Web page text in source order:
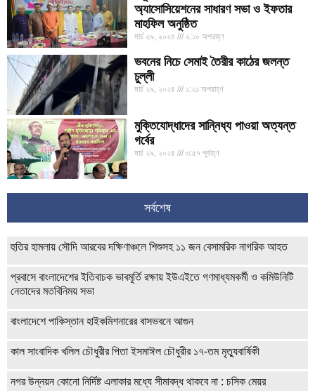
অ্যাসোসিয়েশনের সাধারণ সভা ও ইফতার
মাহফিল অনুষ্ঠিত
মার্চ ২৯, ২০২৪ ২:১০ অপরাহ্ণ
ভবনের নিচে সেমাই তৈরীর কাঠের জলন্ত
চুল্লী
মার্চ ২৯, ২০২৪ ১:২১ অপরাহ্ণ
মুক্তিযোদ্ধাদের সান্নিধ্য পাওয়া অত্যন্ত
গর্বের
মার্চ ২৯, ২০২৪ ৩:৫৭ পূর্বাহ্ণ
সর্বশেষ
হুতির হামলায় সৌদি আরবের দক্ষিণাঞ্চলে শিশুসহ ১১ জন বেসামরিক নাগরিক আহত
প্রবাসে বাংলাদেশের ইতিবাচক ভাবমূর্তি রক্ষায় ইউএইতে গণমাধ্যমকর্মী ও কমিউনিটি
নেতাদের মতবিনিময় সভা
বাংলাদেশে পাকিস্তান হাইকমিশনারের বাসভবনে আগুন
কাল সাংবাদিক খলিল চৌধুরীর পিতা ইসমাঈল চৌধুরীর ১৭-তম মৃত্যুবার্ষিকী
নগর উন্নয়ন কোনো নির্দিষ্ট এলাকার মধ্যে সীমাবদ্ধ থাকবে না : চসিক মেয়র